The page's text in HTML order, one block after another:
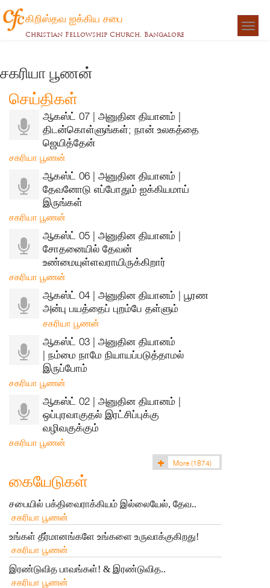
கிறிஸ்தவ ஐக்கிய சபை
Christian Fellowship Church, Bangalore
சகரியா பூணன்
செய்திகள்
ஆகஸ்ட் 07 | அனுதின தியானம் |
திடன்கொள்ளுங்கள்; நான் உலகத்தை
ஜெயித்தேன்
சகரியா பூணன்
ஆகஸ்ட் 06 | அனுதின தியானம் |
தேவனோடு எப்போதும் ஐக்கியமாய்
இருங்கள்
சகரியா பூணன்
ஆகஸ்ட் 05 | அனுதின தியானம் |
சோதனையில் தேவன்
உண்மையுள்ளவராயிருக்கிறார்
சகரியா பூணன்
ஆகஸ்ட் 04 | அனுதின தியானம் | பூரண
அன்பு பயத்தைப் புறம்பே தள்ளும்
சகரியா பூணன்
ஆகஸ்ட் 03 | அனுதின தியானம்
| நம்மை நாமே நியாயப்படுத்தாமல்
இருப்போம்
சகரியா பூணன்
ஆகஸ்ட் 02 | அனுதின தியானம் |
ஒப்புரவாகுதல் இரட்சிப்புக்கு
வழிவகுக்கும்
சகரியா பூணன்
More (1874)
கையேடுகள்
சபையில் பக்திவைராக்கியம் இல்லையேல், தேவ..
சகரியா பூணன்
உங்கள் தீர்மானங்களே உங்களை உருவாக்குகிறது!
சகரியா பூணன்
இரண்டுவித பாவங்கள்! & இரண்டுவித..
சகரியா பூணன்